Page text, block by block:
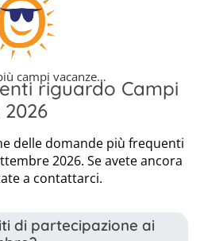
campi vacanze…
riguardo Campi
delle domande più frequenti
2026. Se avete ancora
a contattarci.
di partecipazione ai